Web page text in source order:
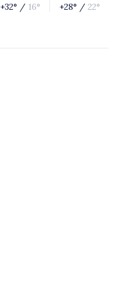
+32° / 16° +28° / 22°